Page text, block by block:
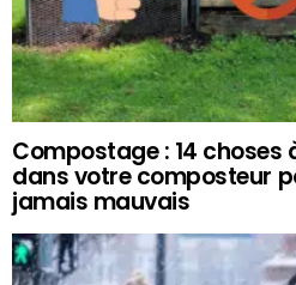
Compostage : 14
dans votre composteur
jamais mauvais